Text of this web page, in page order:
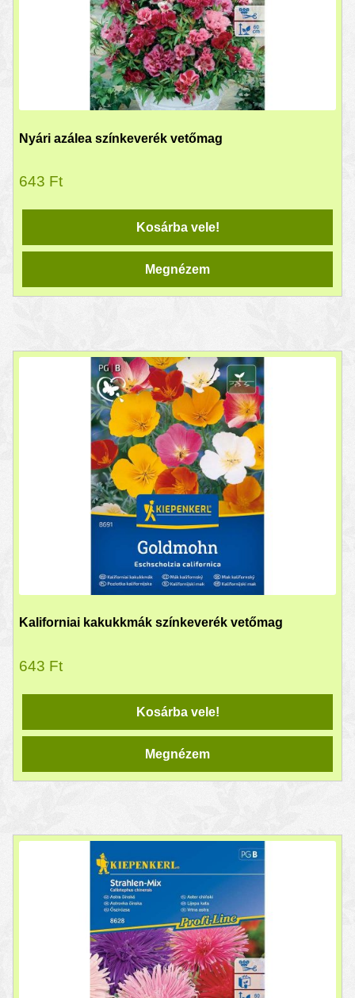
Nyári azálea színkeverék vetőmag
643 Ft
Kosárba vele!
Megnézem
Kaliforniai kakukkmák színkeverék vetőmag
643 Ft
Kosárba vele!
Megnézem